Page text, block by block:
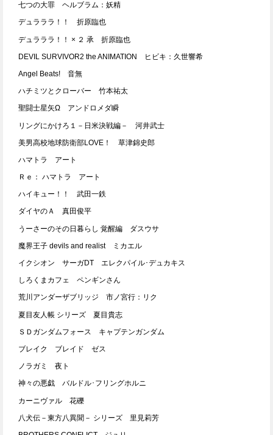
七つの大罪 ヘルブラム：妖精
デュラララ！！ 折原臨也
デュラララ！！ × ２ 承 折原臨也
DEVIL SURVIVOR2 the ANIMATION ヒビキ：久世響希
Angel Beats! 音無
ハチミツとクローバー 竹本祐太
聖闘士星矢Ω アンドロメダ瞬
リングにかけろ１－日米決戦編－ 河井武士
美男高校地球防衛部LOVE！ 草津錦史郎
ハマトラ アート
Ｒｅ： ハマトラ アート
ハイキュー！！ 武田一鉄
ダイヤのＡ 真田俊平
うーさーのその日暮らし 覚醒編 ダスウサ
魔界王子 devils and realist ミカエル
イクシオン サーガDT エレクパイル･デュカキス
しろくまカフェ ペンギンさん
荒川アンダーザブリッジ 市ノ宮行：リク
夏目友人帳 シリーズ 夏目貴志
ＳＤガンダムフォース キャプテンガンダム
ブレイク ブレイド ゼス
ノラガミ 夜ト
神々の悪戯 バルドル･フリングホルニ
カーニヴァル 花礫
八犬伝－東方八異聞－ シリーズ 里見莉芳